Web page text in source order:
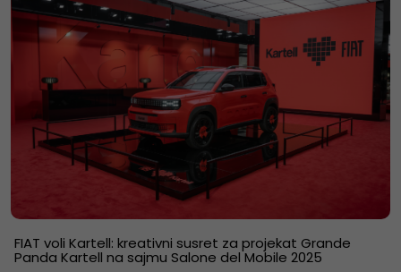
FIAT voli Kartell: kreativni susret za projekat Grande
Panda Kartell na sajmu Salone del Mobile 2025